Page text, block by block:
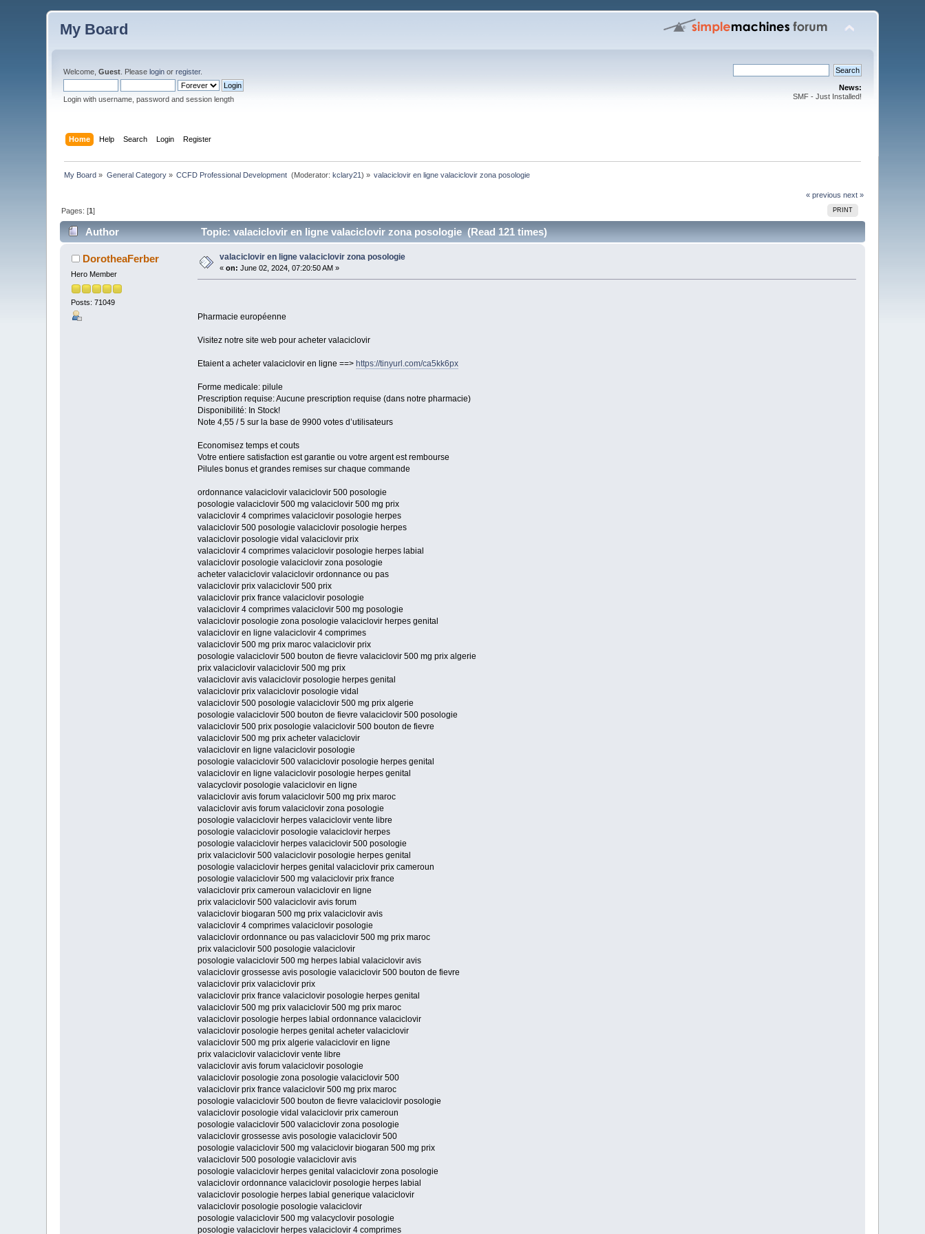
My Board
Welcome,Guest . Pleaselogin orregister.
Login with username, password and session length
News:
SMF - Just Installed!
Home Help Search Login Register
My Board » General Category» CCFD Professional Development (Moderator:kclary21) » valaciclovir en ligne valaciclovir zona posologie
« previous next »
PRINT
Pages: [1]
Author Topic: valaciclovir en ligne valaciclovir zona posologie (Read 121 times)
DorotheaFerber
Hero Member
Posts: 71049
valaciclovir en ligne valaciclovir zona posologie
«on: June 02, 2024, 07:20:50 AM »
Pharmacie européenne
Visitez notre site web pour acheter valaciclovir
Etaient a acheter valaciclovir en ligne ==> https://tinyurl.com/ca5kk6px
Forme medicale: pilule
Prescription requise: Aucune prescription requise (dans notre pharmacie)
Disponibilité: In Stock!
Note 4,55 / 5 sur la base de 9900 votes d’utilisateurs
Economisez temps et couts
Votre entiere satisfaction est garantie ou votre argent est rembourse
Pilules bonus et grandes remises sur chaque commande
ordonnance valaciclovir valaciclovir 500 posologie
posologie valaciclovir 500 mg valaciclovir 500 mg prix
valaciclovir 4 comprimes valaciclovir posologie herpes
valaciclovir 500 posologie valaciclovir posologie herpes
valaciclovir posologie vidal valaciclovir prix
valaciclovir 4 comprimes valaciclovir posologie herpes labial
valaciclovir posologie valaciclovir zona posologie
acheter valaciclovir valaciclovir ordonnance ou pas
valaciclovir prix valaciclovir 500 prix
valaciclovir prix france valaciclovir posologie
valaciclovir 4 comprimes valaciclovir 500 mg posologie
valaciclovir posologie zona posologie valaciclovir herpes genital
valaciclovir en ligne valaciclovir 4 comprimes
valaciclovir 500 mg prix maroc valaciclovir prix
posologie valaciclovir 500 bouton de fievre valaciclovir 500 mg prix algerie
prix valaciclovir valaciclovir 500 mg prix
valaciclovir avis valaciclovir posologie herpes genital
valaciclovir prix valaciclovir posologie vidal
valaciclovir 500 posologie valaciclovir 500 mg prix algerie
posologie valaciclovir 500 bouton de fievre valaciclovir 500 posologie
valaciclovir 500 prix posologie valaciclovir 500 bouton de fievre
valaciclovir 500 mg prix acheter valaciclovir
valaciclovir en ligne valaciclovir posologie
posologie valaciclovir 500 valaciclovir posologie herpes genital
valaciclovir en ligne valaciclovir posologie herpes genital
valacyclovir posologie valaciclovir en ligne
valaciclovir avis forum valaciclovir 500 mg prix maroc
valaciclovir avis forum valaciclovir zona posologie
posologie valaciclovir herpes valaciclovir vente libre
posologie valaciclovir posologie valaciclovir herpes
posologie valaciclovir herpes valaciclovir 500 posologie
prix valaciclovir 500 valaciclovir posologie herpes genital
posologie valaciclovir herpes genital valaciclovir prix cameroun
posologie valaciclovir 500 mg valaciclovir prix france
valaciclovir prix cameroun valaciclovir en ligne
prix valaciclovir 500 valaciclovir avis forum
valaciclovir biogaran 500 mg prix valaciclovir avis
valaciclovir 4 comprimes valaciclovir posologie
valaciclovir ordonnance ou pas valaciclovir 500 mg prix maroc
prix valaciclovir 500 posologie valaciclovir
posologie valaciclovir 500 mg herpes labial valaciclovir avis
valaciclovir grossesse avis posologie valaciclovir 500 bouton de fievre
valaciclovir prix valaciclovir prix
valaciclovir prix france valaciclovir posologie herpes genital
valaciclovir 500 mg prix valaciclovir 500 mg prix maroc
valaciclovir posologie herpes labial ordonnance valaciclovir
valaciclovir posologie herpes genital acheter valaciclovir
valaciclovir 500 mg prix algerie valaciclovir en ligne
prix valaciclovir valaciclovir vente libre
valaciclovir avis forum valaciclovir posologie
valaciclovir posologie zona posologie valaciclovir 500
valaciclovir prix france valaciclovir 500 mg prix maroc
posologie valaciclovir 500 bouton de fievre valaciclovir posologie
valaciclovir posologie vidal valaciclovir prix cameroun
posologie valaciclovir 500 valaciclovir zona posologie
valaciclovir grossesse avis posologie valaciclovir 500
posologie valaciclovir 500 mg valaciclovir biogaran 500 mg prix
valaciclovir 500 posologie valaciclovir avis
posologie valaciclovir herpes genital valaciclovir zona posologie
valaciclovir ordonnance valaciclovir posologie herpes labial
valaciclovir posologie herpes labial generique valaciclovir
valaciclovir posologie posologie valaciclovir
posologie valaciclovir 500 mg valacyclovir posologie
posologie valaciclovir herpes valaciclovir 4 comprimes